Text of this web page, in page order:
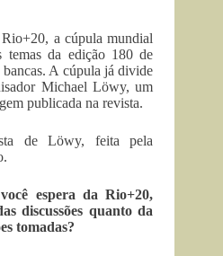
a cúpula mundial
temas da edição 180 de
A cúpula já divide
Michael Löwy, um
publicada na revista.
de Löwy, feita pela
espera da Rio+20,
discussões quanto da
tomadas?